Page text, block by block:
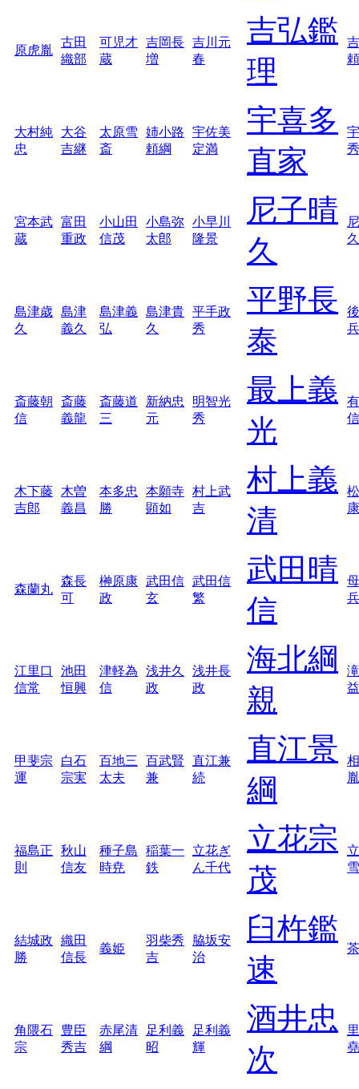
原虎胤
古田
織部
可児才
蔵
吉岡長
増
吉川元
春
吉弘鑑
理
頼
大村純
忠
大谷
吉継
太原雪
斎
姉小路
頼綱
宇佐美
定満
宇喜多
直家
宮本武
蔵
富田
重政
小山田
信茂
小島弥
太郎
小早川
隆景
尼子晴
久
久
島津歳
久
島津
義久
島津義
弘
島津貴
久
平手政
秀
平野長
泰
斎藤朝
信
斎藤
義龍
斎藤道
三
新納忠
元
明智光
秀
最上義
光
信
木下藤
吉郎
木曽
義昌
本多忠
勝
本願寺
顕如
村上武
吉
村上義
清
康
森蘭丸
森長
可
榊原康
政
武田信
玄
武田信
繁
武田晴
信
江里口
信常
池田
恒興
津軽為
信
浅井久
政
浅井長
政
海北綱
親
益
甲斐宗
運
白石
宗実
百地三
太夫
百武賢
兼
直江兼
続
直江景
綱
胤
福島正
則
秋山
信友
種子島
時尭
稲葉一
鉄
立花ぎ
ん千代
立花宗
茂
雪
結城政
勝
織田
信長
義姫
羽柴秀
吉
脇坂安
治
臼杵鑑
速
角隈石
宗
豊臣
秀吉
赤尾清
綱
足利義
昭
足利義
輝
酒井忠
次
堯